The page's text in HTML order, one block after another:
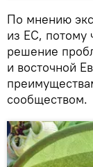
По мнению
из ЕС, потому
решение
и восточной
сообществом.